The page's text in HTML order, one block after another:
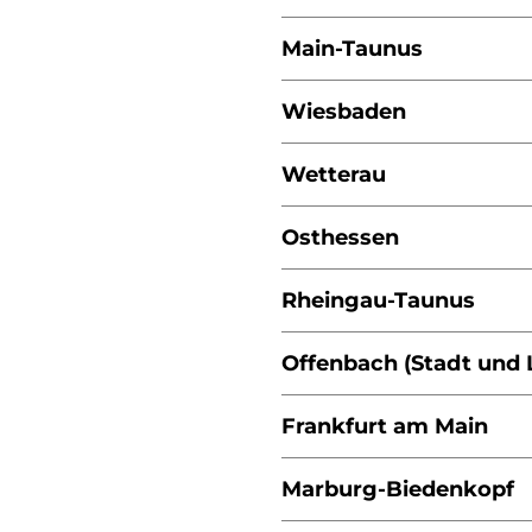
Main-Taunus
Wiesbaden
Wetterau
Osthessen
Rheingau-Taunus
Offenbach (Stadt und
Frankfurt am Main
Marburg-Biedenkopf